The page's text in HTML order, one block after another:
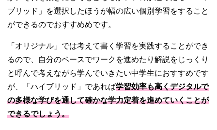
ブリッド」を選択したほうが幅の広い個別学習をすること
ができるのでおすすめめです。
「オリジナル」では考えて書く学習を実践することができ
るので、自分のペースでワークを進めたり解説をじっくり
と呼んで考えながら学んでいきたい中学生におすすめです
が、「ハイブリッド」であれば学習効率も高くデジタルで
の多様な学びを通して確かな学力定着を進めていくことが
できるでしょう。